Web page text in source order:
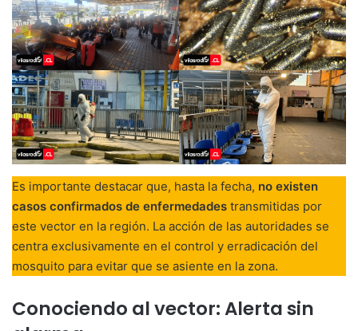
Es importante destacar que, hasta la fecha, no existen
casos confirmados de enfermedades transmitidas por
este vector en la región. La acción de las autoridades se
centra exclusivamente en el control y erradicación del
mosquito para evitar que se asiente en la zona.
Conociendo al vector: Alerta sin